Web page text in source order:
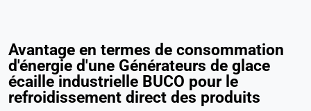
Avantage en termes de consommation
d'énergie d'une Générateurs de glace
écaille industrielle BUCO pour le
refroidissement direct des produits
Cookie duration:
Session - 1 an